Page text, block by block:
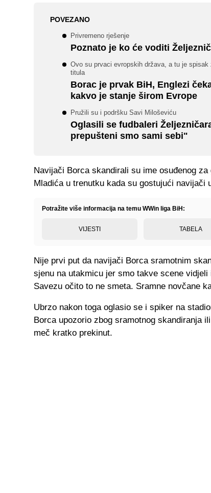
POVEZANO
Privremeno rješenje
Poznato je ko će voditi
Ovo su prvaci evropskih država, a tu je
titula
Borac je prvak BiH, Englezi
kakvo je stanje širom Evrope
Pružili su i podršku Savi Miloševiću
Oglasili se fudbaleri
prepušteni smo sami sebi"
Navijači Borca skandirali su ime osuđenog
Mladića u trenutku kada su gostujući navijači
Potražite više informacija na temu WWin liga BiH:
VIJESTI TABELA
Nije prvi put da navijači Borca sramotnim
sjenu na utakmicu jer smo takve scene
Savezu očito to ne smeta. Sramne novčane
Ubrzo nakon toga oglasio se i spiker na
Borca upozorio zbog sramotnog skandiranja
meč kratko prekinut.